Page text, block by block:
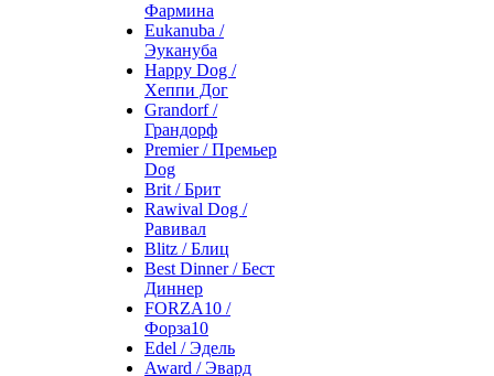
Фармина
Eukanuba /
Эукануба
Happy Dog /
Хеппи Дог
Grandorf /
Грандорф
Premier / Премьер
Dog
Brit / Брит
Rawival Dog /
Равивал
Blitz / Блиц
Best Dinner / Бест
Диннер
FORZA10 /
Форза10
Edel / Эдель
Award / Эвард